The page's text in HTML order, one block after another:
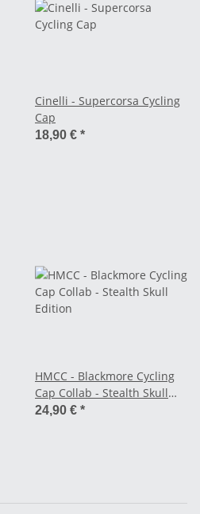
Cinelli - Supercorsa Cycling
Cap
18,90 € *
HMCC - Blackmore Cycling
Cap Collab - Stealth Skull
Edition
24,90 € *